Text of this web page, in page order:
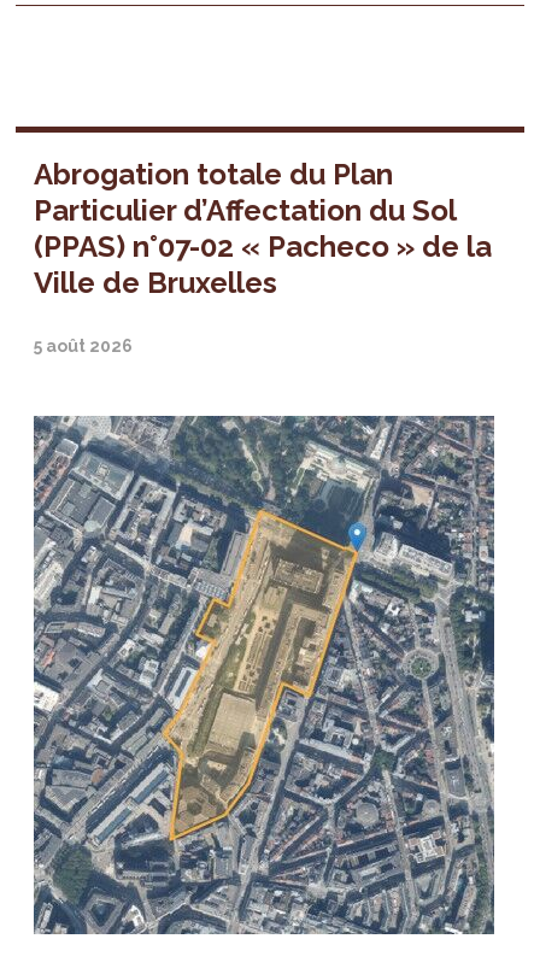
Abrogation totale du Plan
Particulier d’Affectation du Sol
(PPAS) n°07-02 « Pacheco » de la
Ville de Bruxelles
5 août 2026